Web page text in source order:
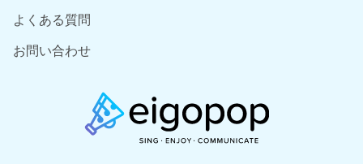
よくある質問
お問い合わせ